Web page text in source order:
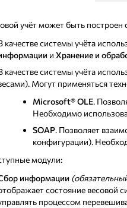
учёт может быть
качестве системы учёта
и Хранение и
качестве системы учёта
Могут применяться
Microsoft® OLE.
Необходимо
SOAP. Позволяет
конфигурации).
модули:
информации
состояние весовой
процессом